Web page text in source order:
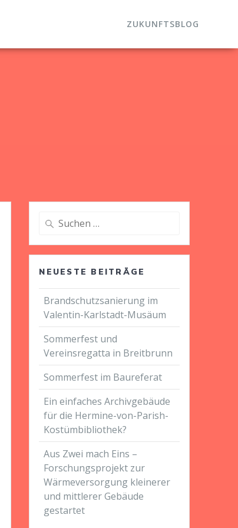
ZUKUNFTSBLOG
Suche
nach:
NEUESTE BEITRÄGE
Brandschutzsanierung im
Valentin-Karlstadt-Musäum
Sommerfest und
Vereinsregatta in Breitbrunn
Sommerfest im Baureferat
Ein einfaches Archivgebäude
für die Hermine-von-Parish-
Kostümbibliothek?
Aus Zwei mach Eins –
Forschungsprojekt zur
Wärmeversorgung kleinerer
und mittlerer Gebäude
gestartet